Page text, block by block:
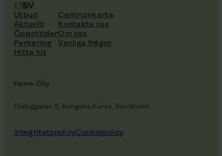
ENSV
Utbud
Aktuellt
Öppettider
Parkering
Hitta hit
Centrumkarta
Kontakta oss
Om oss
Vanliga frågor
Heron City
Dialoggatan 2, Kungens Kurva, Stockholm
IntegritetspolicyCookiepolicy